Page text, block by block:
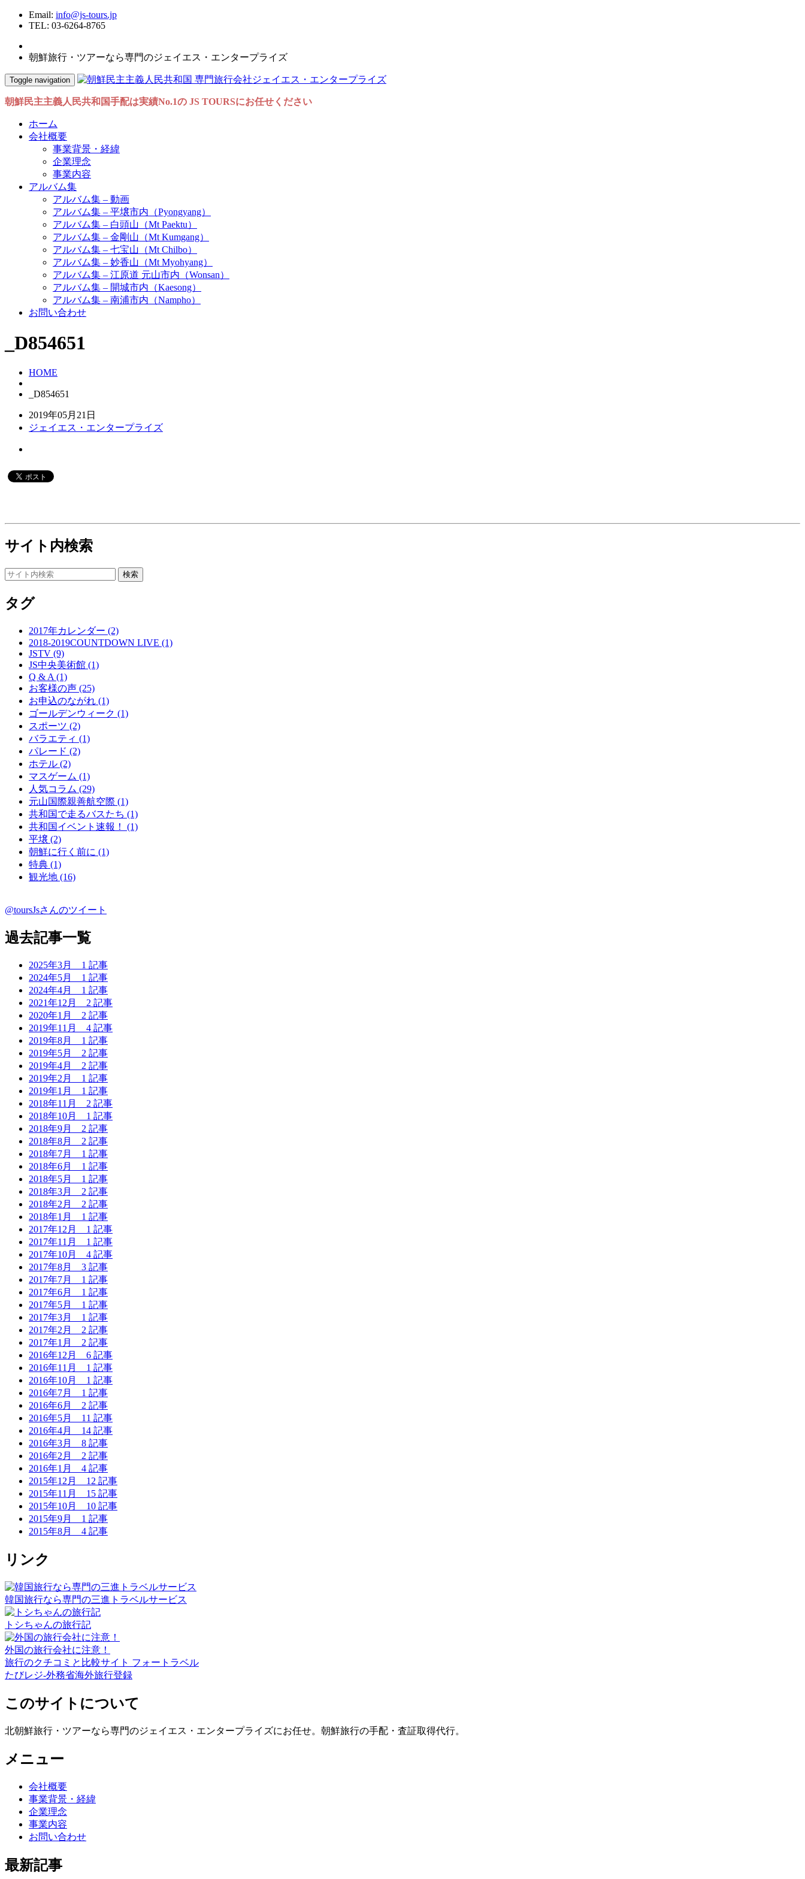
Email: info@js-tours.jp
TEL: 03-6264-8765
朝鮮旅行・ツアーなら専門のジェイエス・エンタープライズ
Toggle navigation
朝鮮民主主義人民共和国手配は実績No.1の JS TOURSにお任せください
ホーム
会社概要
事業背景・経緯
企業理念
事業内容
アルバム集
アルバム集 – 動画
アルバム集 – 平壌市内（Pyongyang）
アルバム集 – 白頭山（Mt Paektu）
アルバム集 – 金剛山（Mt Kumgang）
アルバム集 – 七宝山（Mt Chilbo）
アルバム集 – 妙香山（Mt Myohyang）
アルバム集 – 江原道 元山市内（Wonsan）
アルバム集 – 開城市内（Kaesong）
アルバム集 – 南浦市内（Nampho）
お問い合わせ
_D854651
HOME
_D854651
2019年05月21日
ジェイエス・エンタープライズ
サイト内検索
タグ
2017年カレンダー (2)
2018-2019COUNTDOWN LIVE (1)
JSTV (9)
JS中央美術館 (1)
Q & A (1)
お客様の声 (25)
お申込のながれ (1)
ゴールデンウィーク (1)
スポーツ (2)
バラエティ (1)
パレード (2)
ホテル (2)
マスゲーム (1)
人気コラム (29)
元山国際親善航空際 (1)
共和国で走るバスたち (1)
共和国イベント速報！ (1)
平壌 (2)
朝鮮に行く前に (1)
特典 (1)
観光地 (16)
@toursJsさんのツイート
過去記事一覧
2025年3月 1 記事
2024年5月 1 記事
2024年4月 1 記事
2021年12月 2 記事
2020年1月 2 記事
2019年11月 4 記事
2019年8月 1 記事
2019年5月 2 記事
2019年4月 2 記事
2019年2月 1 記事
2019年1月 1 記事
2018年11月 2 記事
2018年10月 1 記事
2018年9月 2 記事
2018年8月 2 記事
2018年7月 1 記事
2018年6月 1 記事
2018年5月 1 記事
2018年3月 2 記事
2018年2月 2 記事
2018年1月 1 記事
2017年12月 1 記事
2017年11月 1 記事
2017年10月 4 記事
2017年8月 3 記事
2017年7月 1 記事
2017年6月 1 記事
2017年5月 1 記事
2017年3月 1 記事
2017年2月 2 記事
2017年1月 2 記事
2016年12月 6 記事
2016年11月 1 記事
2016年10月 1 記事
2016年7月 1 記事
2016年6月 2 記事
2016年5月 11 記事
2016年4月 14 記事
2016年3月 8 記事
2016年2月 2 記事
2016年1月 4 記事
2015年12月 12 記事
2015年11月 15 記事
2015年10月 10 記事
2015年9月 1 記事
2015年8月 4 記事
リンク
韓国旅行なら専門の三進トラベルサービス
トシちゃんの旅行記
外国の旅行会社に注意！
旅行のクチコミと比較サイト フォートラベル
たびレジ-外務省海外旅行登録
このサイトについて
北朝鮮旅行・ツアーなら専門のジェイエス・エンタープライズにお任せ。朝鮮旅行の手配・査証取得代行。
メニュー
会社概要
事業背景・経緯
企業理念
事業内容
お問い合わせ
最新記事